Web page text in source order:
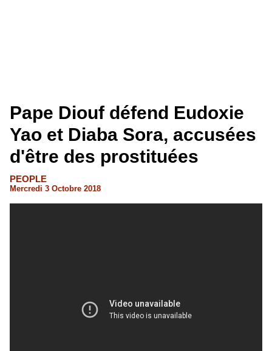
Pape Diouf défend Eudoxie
Yao et Diaba Sora, accusées
d'être des prostituées
PEOPLE
Mercredi 3 Octobre 2018